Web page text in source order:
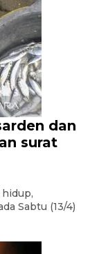
dan
surat
Sabtu (13/4)